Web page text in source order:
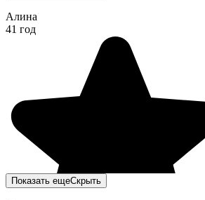
Алина
41 год
Показать ещеСкрыть